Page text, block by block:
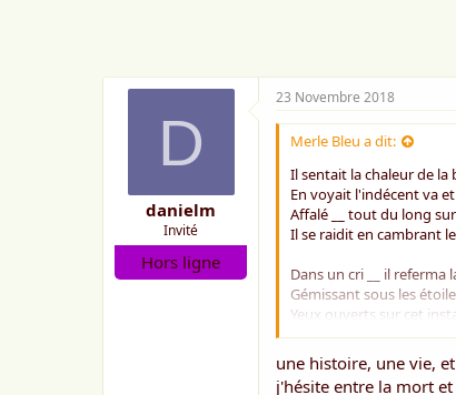
D
danielm
Invité
Hors ligne
23 Novembre 2018
Merle Bleu a dit:
Il sentait la chaleur de la
En voyait l'indécent va
Affalé __ tout du long
Il se raidit en cambrant
Dans un cri __ il referma
Gémissant sous les
Yeux ouverts sur cet
Et le flou de ces ombres
De sa vie se détendit le fil
une histoire, une vie,
j'hésite entre la mort